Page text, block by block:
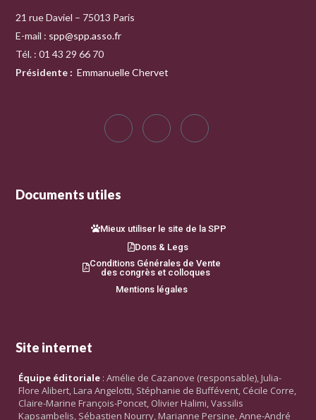
21 rue Daviel – 75013 Paris
E-mail : spp@spp.asso.fr
Tél. : 01 43 29 66 70
Présidente : Emmanuelle Chervet
Documents utiles
Mieux utiliser le site de la SPP
Dons & Legs
Conditions Générales de Vente
des congrès et colloques
Mentions légales
Site internet
Équipe éditoriale : Amélie de Cazanove (responsable), Julia-
Flore Alibert, Lara Angelotti, Stéphanie de Buffévent, Cécile Corre,
Claire-Marine François-Poncet, Olivier Halimi, Vassilis
Kapsambelis, Sébastien Nourry, Marianne Persine, Anne-André